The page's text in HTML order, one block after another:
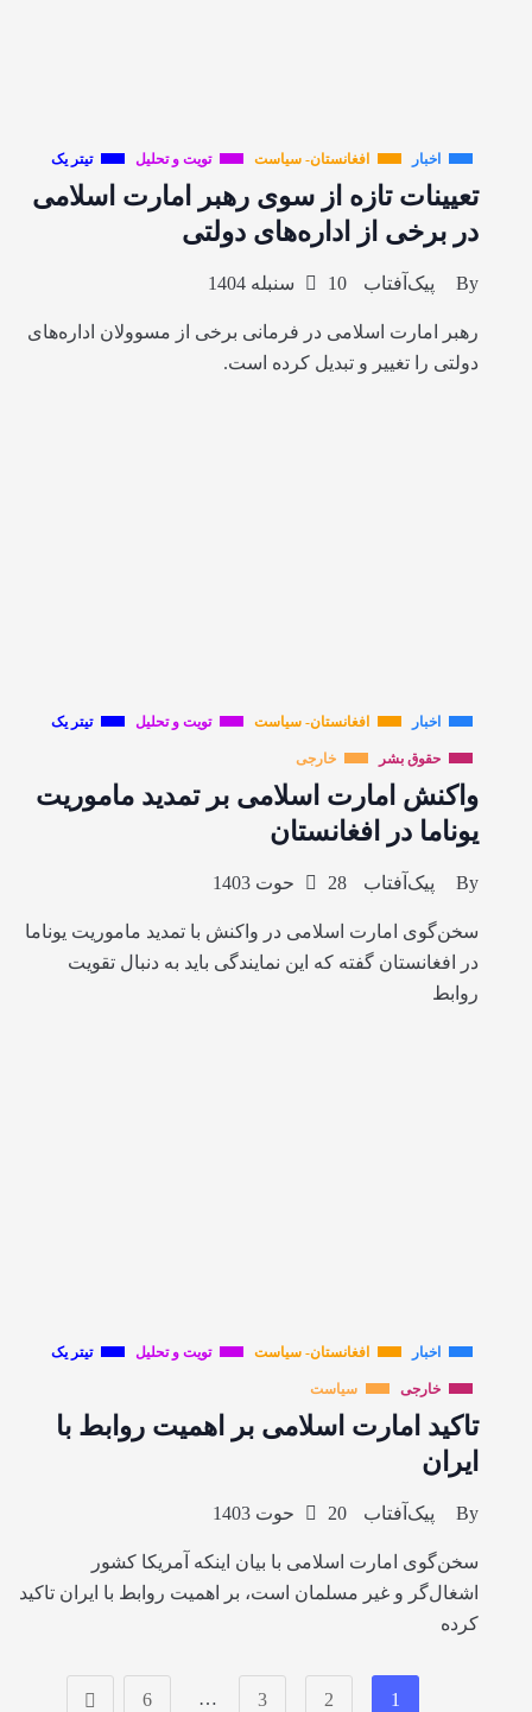
اخبار افغانستان- سیاست تویت و تحلیل تیتر یک
تعیینات تازه از سوی رهبر امارت اسلامی
در برخی از اداره‌های دولتی
By پیک‌آفتاب 10 سنبله 1404
رهبر امارت اسلامی در فرمانی برخی از مسوولان اداره‌های
دولتی را تغییر و تبدیل کرده است.
اخبار افغانستان- سیاست تویت و تحلیل تیتر یک
حقوق بشر خارجی
واکنش امارت اسلامی بر تمدید ماموریت
یوناما در افغانستان
By پیک‌آفتاب 28 حوت 1403
سخن‌گوی امارت اسلامی در واکنش با تمدید ماموریت یوناما
در افغانستان گفته که این نمایندگی باید به دنبال تقویت
روابط
اخبار افغانستان- سیاست تویت و تحلیل تیتر یک
خارجی سیاست
تاکید امارت اسلامی بر اهمیت روابط با
ایران
By پیک‌آفتاب 20 حوت 1403
سخن‌گوی امارت اسلامی با بیان اینکه آمریکا کشور
اشغال‌گر و غیر مسلمان است، بر اهمیت روابط با ایران تاکید
کرده
1
2
3
…
6